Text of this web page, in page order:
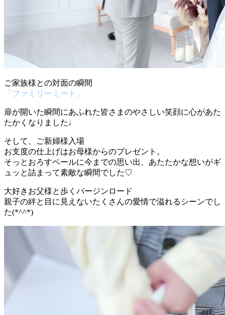
ご家族様との対面の瞬間
「ファミリーミート」
扉が開いた瞬間にあふれた皆さまのやさしい笑顔に心があた
たかくなりました♩
そして、ご新婦様入場
お支度の仕上げはお母様からのプレゼント。
そっとおろすベールに今までの思い出、あたたかな想いがギ
ュッと詰まって素敵な瞬間でした♡
大好きお父様と歩くバージンロード
親子の絆と目に見えないたくさんの愛情で溢れるシーンでし
た(*^^*)